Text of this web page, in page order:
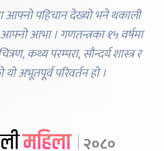
आफ्नो पहिचान देख्यो भने थकाली
आफ्नो आभा । गणतन्त्रका १५ वर्षमा
कथ्य परम्परा, सौन्दर्य शास्त्र र
अभूतपूर्व परिवर्तन हो ।